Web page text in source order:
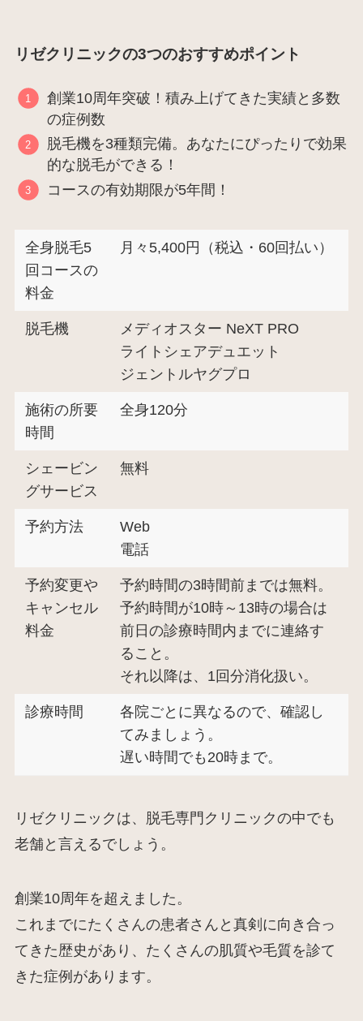
リゼクリニックの3つのおすすめポイント
創業10周年突破！積み上げてきた実績と多数
の症例数
脱毛機を3種類完備。あなたにぴったりで効果
的な脱毛ができる！
コースの有効期限が5年間！
全身脱毛5
回コースの
料金
月々5,400円（税込・60回払い）
脱毛機
メディオスター NeXT PRO
ライトシェアデュエット
ジェントルヤグプロ
施術の所要
時間
全身120分
シェービン
グサービス
無料
予約方法
Web
電話
予約変更や
キャンセル
料金
予約時間の3時間前までは無料。
予約時間が10時～13時の場合は
前日の診療時間内までに連絡す
ること。
それ以降は、1回分消化扱い。
診療時間
各院ごとに異なるので、確認し
てみましょう。
遅い時間でも20時まで。
リゼクリニックは、脱毛専門クリニックの中でも
老舗と言えるでしょう。
創業10周年を超えました。
これまでにたくさんの患者さんと真剣に向き合っ
てきた歴史があり、たくさんの肌質や毛質を診て
きた症例があります。